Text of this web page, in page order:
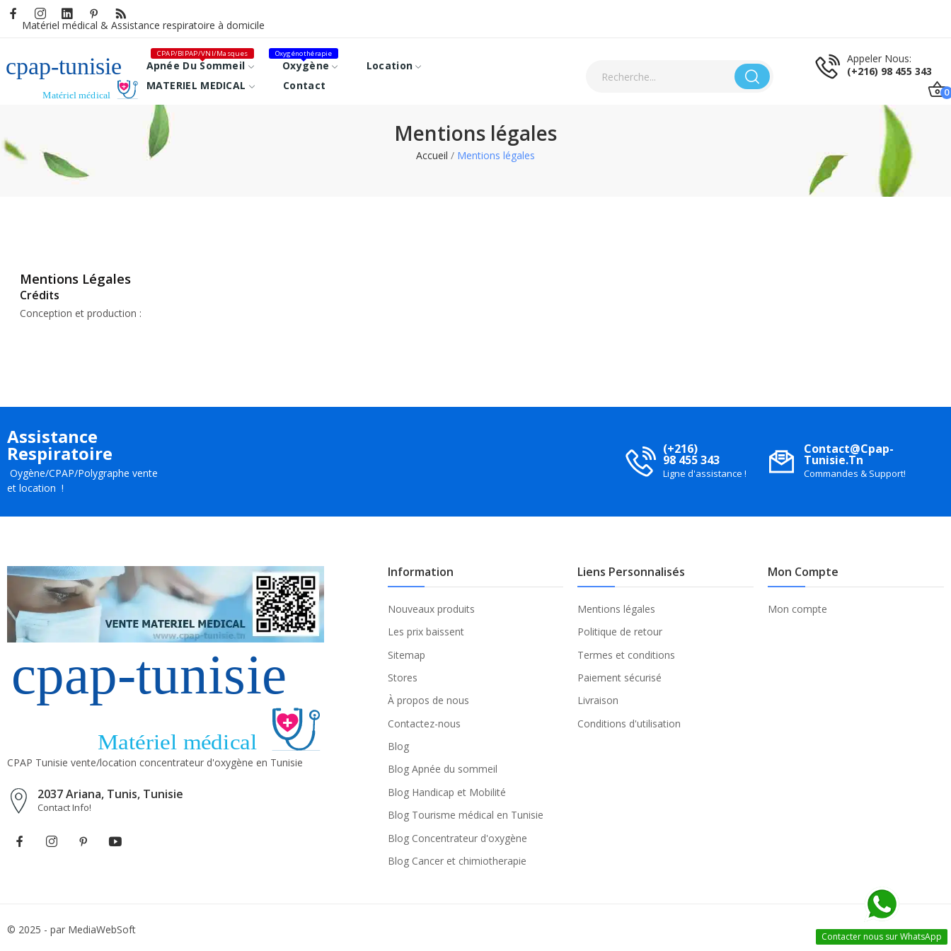
Matériel médical & Assistance respiratoire à domicile
Apnée Du Sommeil
CPAP/BIPAP/VNI/Masques
Oxygène
Oxygénothérapie
Location
MATERIEL MEDICAL
Contact
Appeler Nous:
(+216) 98 455 343
0
Mentions légales
Accueil Mentions légales
Mentions Légales
Crédits
Conception et production :
Assistance
Respiratoire
Oygène/CPAP/Polygraphe vente
et location !
(+216)
98 455 343
Ligne d'assistance !
Contact@cpap-
Tunisie.tn
Commandes & Support!
CPAP Tunisie vente/location concentrateur d'oxygène en Tunisie
2037 Ariana, Tunis, Tunisie
Contact Info!
Information
Nouveaux produits
Les prix baissent
Sitemap
Stores
À propos de nous
Contactez-nous
Blog
Blog Apnée du sommeil
Blog Handicap et Mobilité
Blog Tourisme médical en Tunisie
Blog Concentrateur d'oxygène
Blog Cancer et chimiotherapie
Liens Personnalisés
Mentions légales
Politique de retour
Termes et conditions
Paiement sécurisé
Livraison
Conditions d'utilisation
Mon Compte
Mon compte
© 2025 - par MediaWebSoft
Contacter nous sur WhatsApp